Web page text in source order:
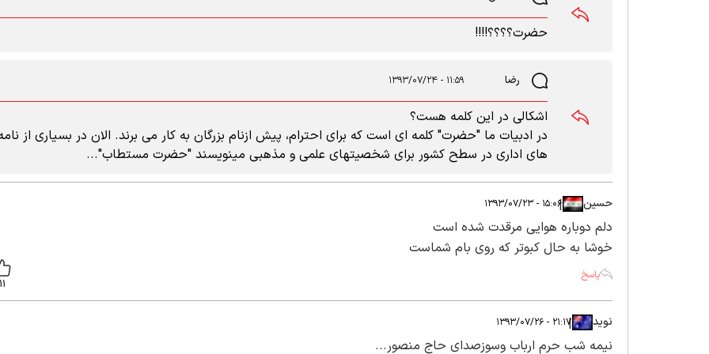
حضرت؟؟؟؟!!!!
رضا ۱۱:۵۹ - ۱۳۹۳/۰۷/۲۴
اشکالی در این کلمه هست؟
در ادبیات ما "حضرت" کلمه ای است که برای احترام، پیش ازنام بزرگان به کار می برند. الان در بسیاری از
های اداری در سطح کشور برای شخصیتهای علمی و مذهبی مینویسند "حضرت مستطاب"...
حسین|
|
۱۵:۰۶ - ۱۳۹۳/۰۷/۲۳
دلم دوباره هوایی مرقدت شده است
خوشا به حال کبوتر که روی بام شماست
پاسخ
11
نوید|
|
۲۱:۱۷ - ۱۳۹۳/۰۷/۲۶
نیمه شب حرم ارباب وسوزصدای حاج منصور...